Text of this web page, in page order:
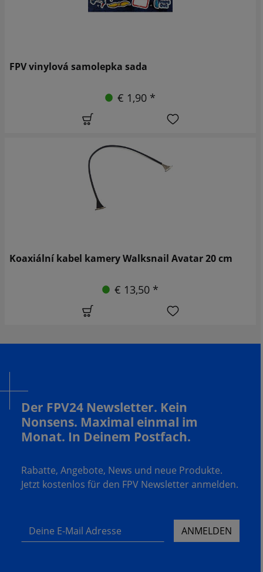
FPV vinylová samolepka sada
€ 1,90 *
Koaxiální kabel kamery Walksnail Avatar 20 cm
€ 13,50 *
Der FPV24 Newsletter. Kein
Nonsens. Maximal einmal im
Monat. In Deinem Postfach.
Rabatte, Angebote, News und neue Produkte.
Jetzt kostenlos für den FPV Newsletter anmelden.
Deine E-Mail Adresse ANMELDEN